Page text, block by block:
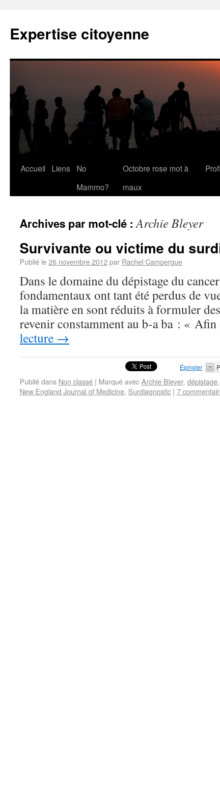
Expertise citoyenne
Accueil Liens
No
Mammo?
Octobre rose mot à
maux
Archives par mot-clé :Archie Bleyer
Survivante ou victime du
Publié le26 novembre 2012par Rachel Campergue
Dans le domaine du dépistage du
fondamentaux ont tant été perdus de
la matière en sont réduits à formuler
revenir constamment au b-a ba : «
lecture →
Épingler
Publié dans Non classé | Marqué avecArchie Bleyer, dépistage
New England Journal of Medicine, Surdiagnostic | 7